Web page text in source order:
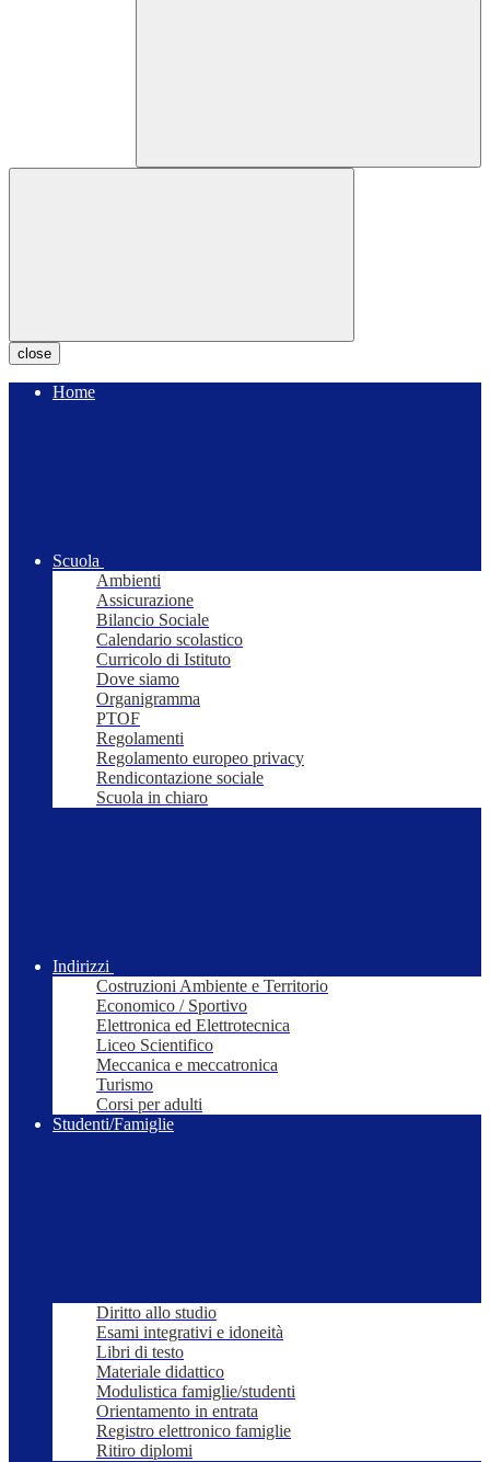
close
Home
Scuola
Ambienti
Assicurazione
Bilancio Sociale
Calendario scolastico
Curricolo di Istituto
Dove siamo
Organigramma
PTOF
Regolamenti
Regolamento europeo privacy
Rendicontazione sociale
Scuola in chiaro
Indirizzi
Costruzioni Ambiente e Territorio
Economico / Sportivo
Elettronica ed Elettrotecnica
Liceo Scientifico
Meccanica e meccatronica
Turismo
Corsi per adulti
Studenti/Famiglie
Diritto allo studio
Esami integrativi e idoneità
Libri di testo
Materiale didattico
Modulistica famiglie/studenti
Orientamento in entrata
Registro elettronico famiglie
Ritiro diplomi